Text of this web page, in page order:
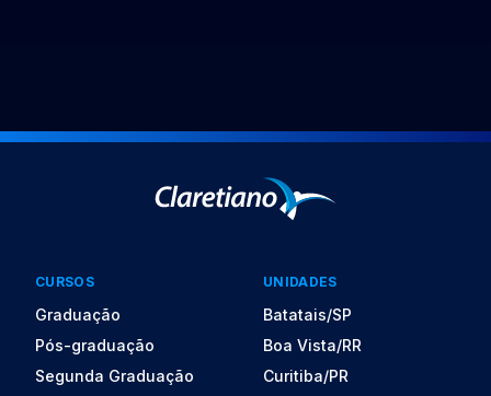
CURSOS
Graduação
Pós-graduação
Segunda Graduação
UNIDADES
Batatais/SP
Boa Vista/RR
Curitiba/PR